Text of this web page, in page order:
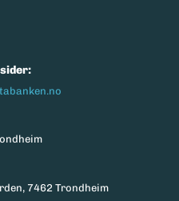
7462 Trondheim